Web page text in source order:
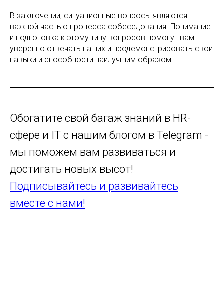
В заключении, ситуационные вопросы являются
важной частью процесса собеседования. Понимание
и подготовка к этому типу вопросов помогут вам
уверенно отвечать на них и продемонстрировать свои
навыки и способности наилучшим образом.
Обогатите свой багаж знаний в HR-
сфере и IT с нашим блогом в Telegram -
мы поможем вам развиваться и
достигать новых высот!
Подписывайтесь и развивайтесь
вместе с нами!